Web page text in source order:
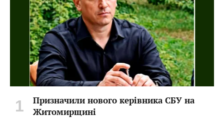
Призначили нового керівника СБУ на
Житомирщині